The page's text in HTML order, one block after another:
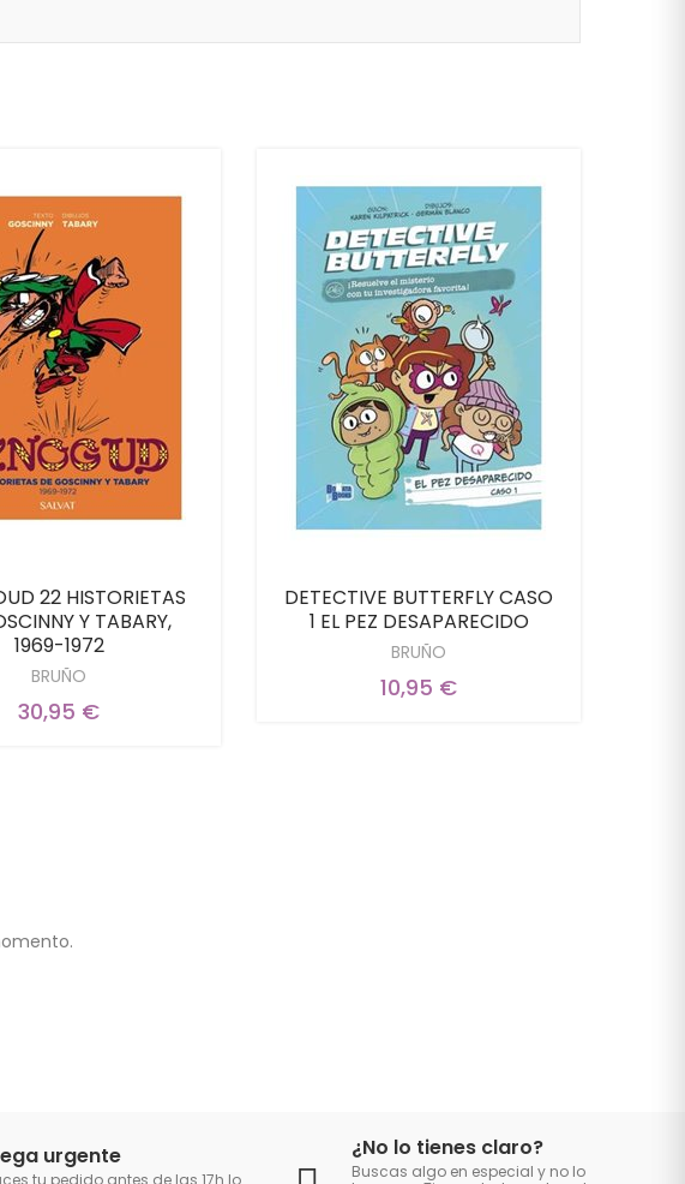
22 HISTORIETAS
Y TABARY,
1969-1972
BRUÑO
30,95 €
DETECTIVE BUTTERFLY CASO
1 EL PEZ DESAPARECIDO
BRUÑO
10,95 €
urgente
tu pedido antes de las 17h lo
¿No lo tienes claro?
Buscas algo en especial y no lo